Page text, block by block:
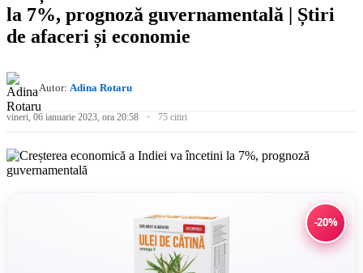
la 7%, prognoză guvernamentală | Știri
de afaceri și economie
Autor: Adina Rotaru
vineri, 06 ianuarie 2023, ora 20:58 75 citiri
-20%